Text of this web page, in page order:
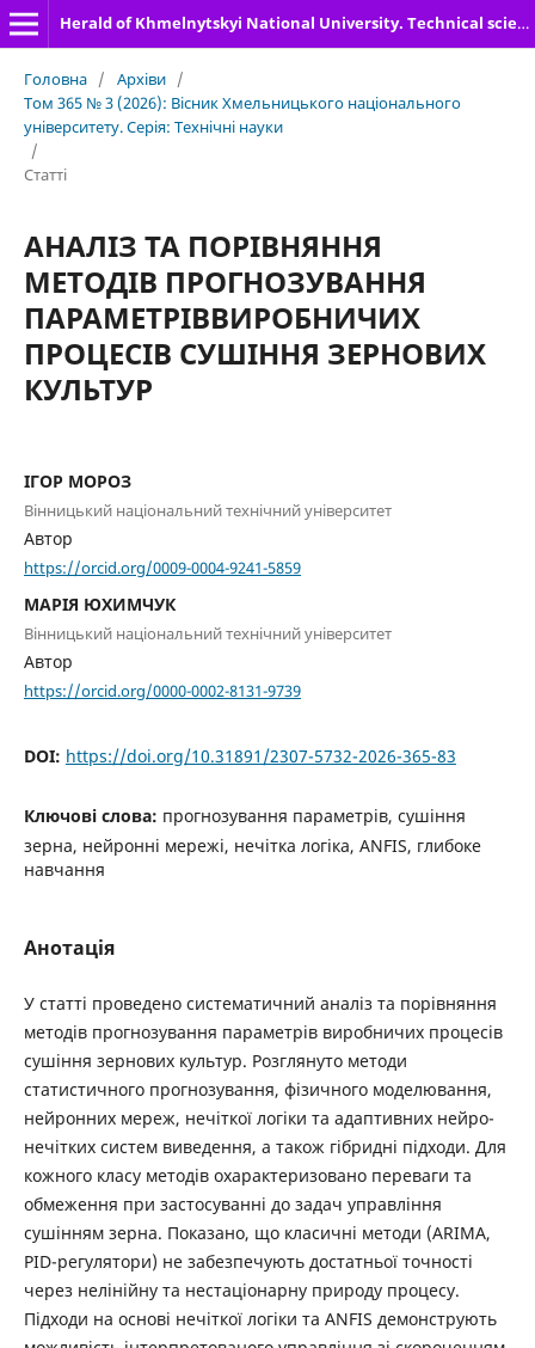
Herald of Khmelnytskyi National University. Technical sciences
Головна / Архіви /
Том 365 № 3 (2026): Вісник Хмельницького національного
університету. Серія: Технічні науки
/
Статті
АНАЛІЗ ТА ПОРІВНЯННЯ
МЕТОДІВ ПРОГНОЗУВАННЯ
ПАРАМЕТРІВВИРОБНИЧИХ
ПРОЦЕСІВ СУШІННЯ ЗЕРНОВИХ
КУЛЬТУР
ІГОР МОРОЗ
Вінницький національний технічний університет
Автор
https://orcid.org/0009-0004-9241-5859
МАРІЯ ЮХИМЧУК
Вінницький національний технічний університет
Автор
https://orcid.org/0000-0002-8131-9739
DOI: https://doi.org/10.31891/2307-5732-2026-365-83
Ключові слова: прогнозування параметрів, сушіння
зерна, нейронні мережі, нечітка логіка, ANFIS, глибоке
навчання
Анотація
У статті проведено систематичний аналіз та порівняння
методів прогнозування параметрів виробничих процесів
сушіння зернових культур. Розглянуто методи
статистичного прогнозування, фізичного моделювання,
нейронних мереж, нечіткої логіки та адаптивних нейро-
нечітких систем виведення, а також гібридні підходи. Для
кожного класу методів охарактеризовано переваги та
обмеження при застосуванні до задач управління
сушінням зерна. Показано, що класичні методи (ARIMA,
PID-регулятори) не забезпечують достатньої точності
через нелінійну та нестаціонарну природу процесу.
Підходи на основі нечіткої логіки та ANFIS демонструють